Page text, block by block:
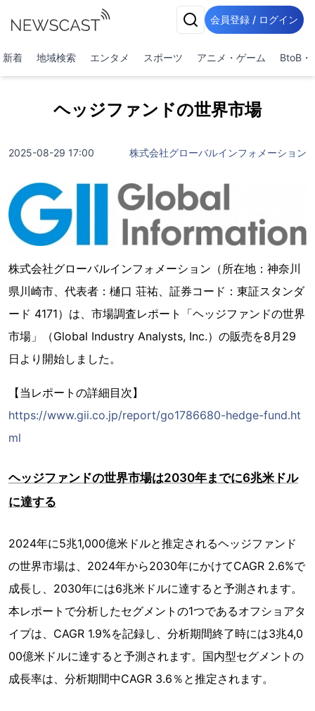
会員登録 / ログイン
新着 地域検索 エンタメ スポーツ アニメ・ゲーム BtoB・
ヘッジファンドの世界市場
2025-08-29 17:00 株式会社グローバルインフォメーション
株式会社グローバルインフォメーション（所在地：神奈川
県川崎市、代表者：樋口 荘祐、証券コード：東証スタンダ
ード 4171）は、市場調査レポート「ヘッジファンドの世界
市場」（Global Industry Analysts, Inc.）の販売を8月29
日より開始しました。
【当レポートの詳細目次】
https://www.gii.co.jp/report/go1786680-hedge-fund.ht
ml
ヘッジファンドの世界市場は2030年までに6兆米ドル
に達する
2024年に5兆1,000億米ドルと推定されるヘッジファンド
の世界市場は、2024年から2030年にかけてCAGR 2.6%で
成長し、2030年には6兆米ドルに達すると予測されます。
本レポートで分析したセグメントの1つであるオフショアタ
イプは、CAGR 1.9%を記録し、分析期間終了時には3兆4,0
00億米ドルに達すると予測されます。国内型セグメントの
成長率は、分析期間中CAGR 3.6％と推定されます。